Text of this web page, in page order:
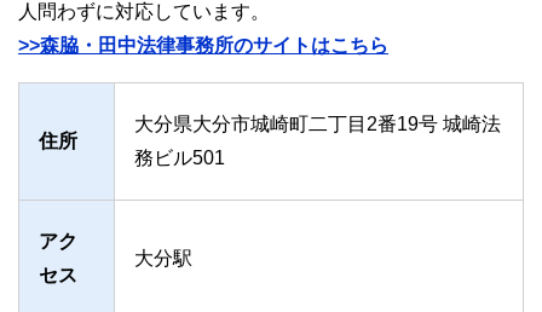
人問わずに対応しています。
>>森脇・田中法律事務所のサイトはこちら
住所
大分県大分市城崎町二丁目2番19号 城崎法
務ビル501
アク
セス
大分駅